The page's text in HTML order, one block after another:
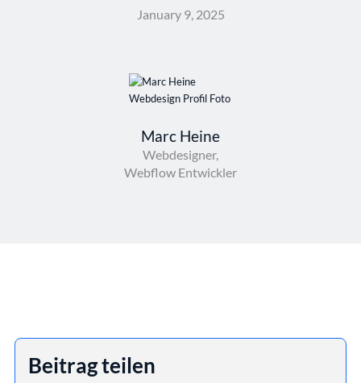
January 9, 2025
Marc Heine
Webdesigner,
Webflow Entwickler
Beitrag teilen